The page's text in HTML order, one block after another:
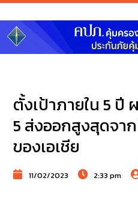
ตั้งเป้าภายใน 5 ปี
5 ส่งออกสูงสุดจา
ของเอเชีย
11/02/2023 2:33 pm